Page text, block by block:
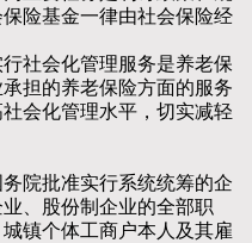
险基金一律由社会保险经
社会化管理服务是养老保
担的养老保险方面的服务
会化管理水平，切实减轻
院批准实行系统统筹的企
、股份制企业的全部职
镇个体工商户本人及其雇